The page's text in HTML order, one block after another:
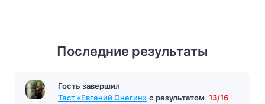
Последние результаты
Гость завершил
Тест «Евгений Онегин» с результатом 13/16